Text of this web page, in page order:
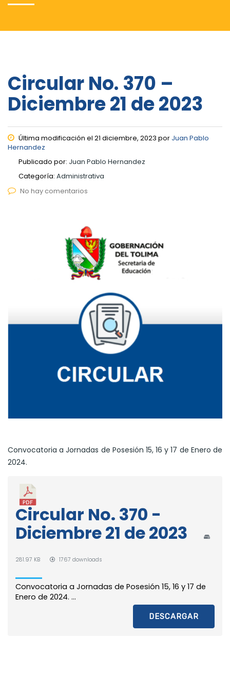
Circular No. 370 –
Diciembre 21 de 2023
Última modificación el 21 diciembre, 2023 por Juan Pablo
Hernandez
Publicado por: Juan Pablo Hernandez
Categoría: Administrativa
No hay comentarios
Convocatoria a Jornadas de Posesión 15, 16 y 17 de Enero de
2024.
Circular No. 370 -
Diciembre 21 de 2023
281.97 KB 1767 downloads
Convocatoria a Jornadas de Posesión 15, 16 y 17 de
Enero de 2024. ...
DESCARGAR